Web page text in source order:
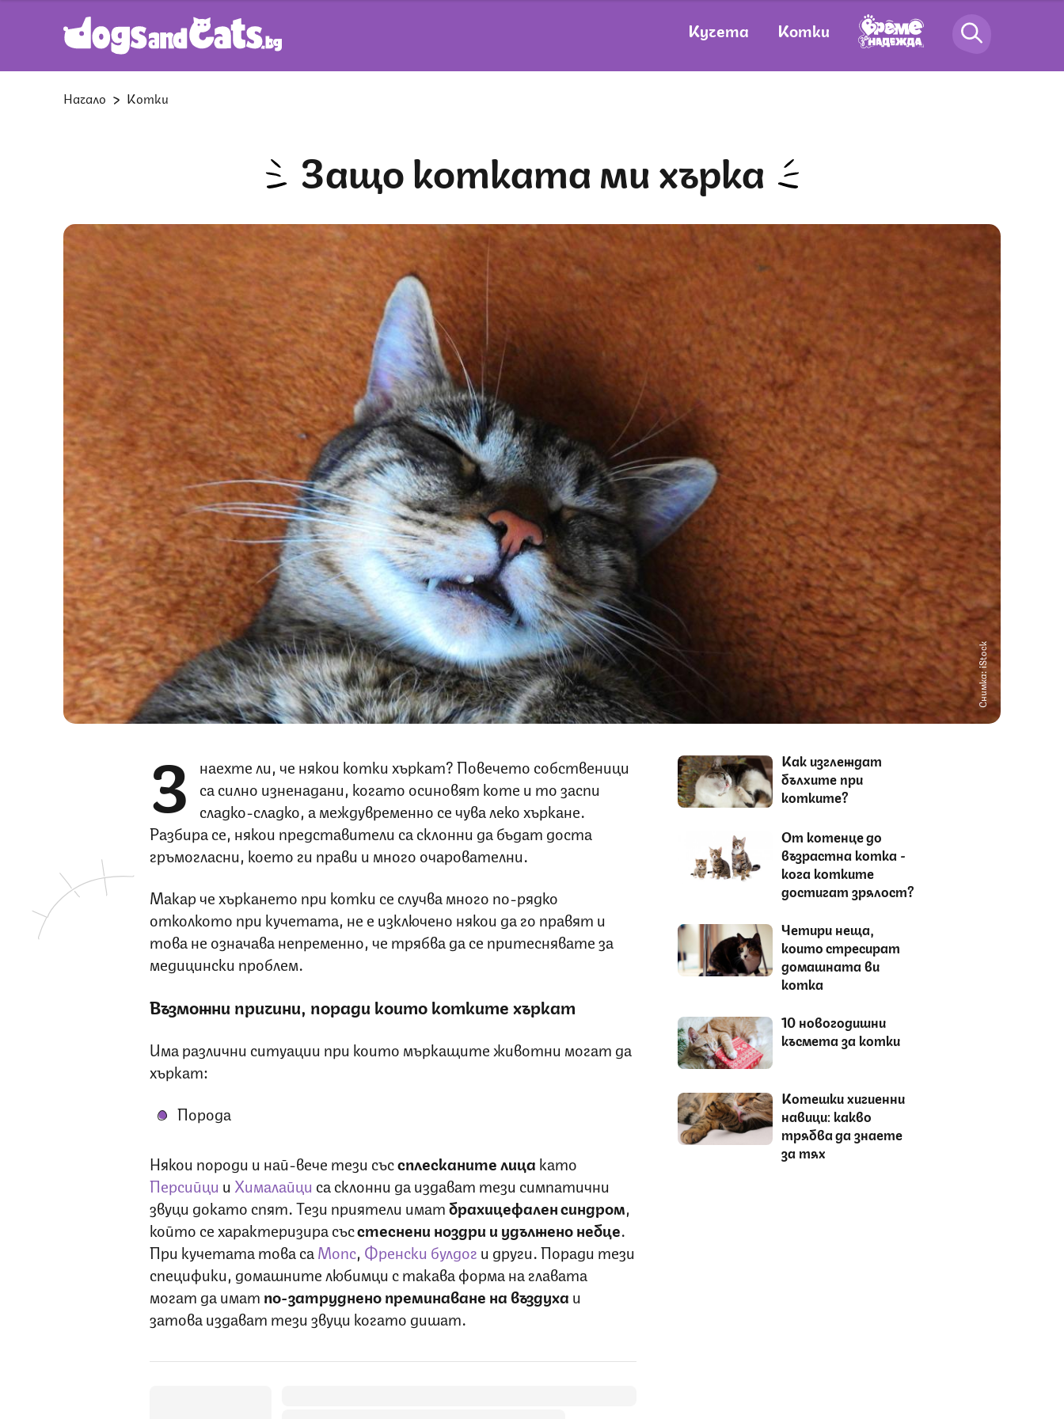
Кучета Котки
Начало Котки
Защо котката ми хърка
Снимка: iStock
З
наехте ли, че някои котки хъркат? Повечето собственици
са силно изненадани, когато осиновят коте и то заспи
сладко-сладко, а междувременно се чува леко хъркане.
Разбира се, някои представители са склонни да бъдат доста
гръмогласни, което ги прави и много очарователни.
Макар че хъркането при котки се случва много по-рядко
отколкото при кучетата, не е изключено някои да го правят и
това не означава непременно, че трябва да се притеснявате за
медицински проблем.
Възможни причини, поради които котките хъркат
Има различни ситуации при които мъркащите животни могат да
хъркат:
Порода
Някои породи и най-вече тези съссплесканите лица като
Персийци и Хималайци са склонни да издават тези симпатични
звуци докато спят. Тези приятели иматбрахицефален синдром,
който се характеризира съсстеснени ноздри и удължено небце.
При кучетата това саМопс, Френски булдог и други. Поради тези
специфики, домашните любимци с такава форма на главата
могат да имат по-затруднено преминаване на въздуха и
затова издават тези звуци когато дишат.
Как изглеждат
бълхите при
котките?
От котенце до
възрастна котка -
кога котките
достигат зрялост?
Четири неща,
които стресират
домашната ви
котка
10 новогодишни
късмета за котки
Котешки хигиенни
навици: какво
трябва да знаете
за тях